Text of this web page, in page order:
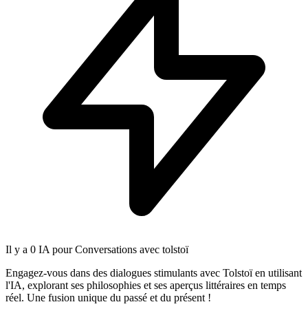
Il y a 0 IA pour Conversations avec tolstoï
Engagez-vous dans des dialogues stimulants avec Tolstoï en utilisant
l'IA, explorant ses philosophies et ses aperçus littéraires en temps
réel. Une fusion unique du passé et du présent !